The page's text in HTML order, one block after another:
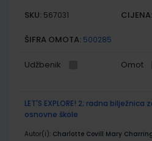
SKU: 567031 CIJENA:
ŠIFRA OMOTA: 500285
Udžbenik Omot
LET'S EXPLORE! 2; radna
osnovne škole
Autor(i): Charlotte Covill Mary